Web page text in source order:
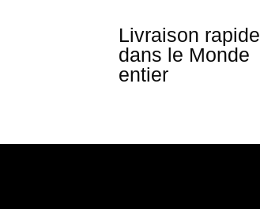
Livraison rapide
dans le Monde
entier